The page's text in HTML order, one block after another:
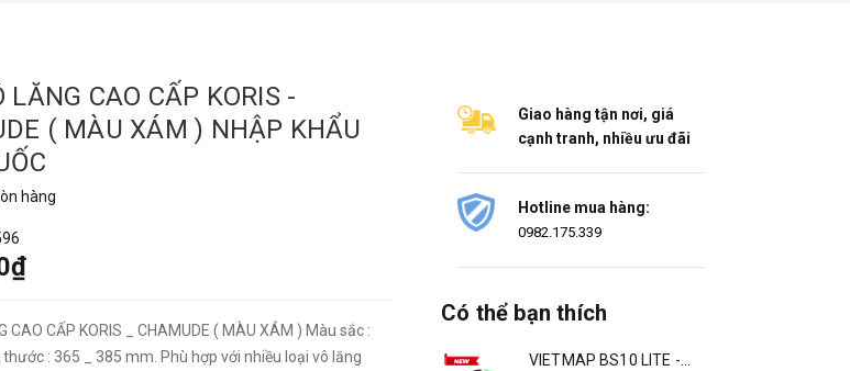
LĂNG CAO CẤP KORIS -
( MÀU XÁM ) NHẬP KHẨU
hàng
CAO CẤP KORIS _ CHAMUDE ( MÀU XÁM ) Màu sắc :
thước : 365 _ 385 mm. Phù hợp với nhiều loại vô lăng
Giao hàng tận nơi, giá
cạnh tranh, nhiều ưu đãi
Hotline mua hàng:
0982.175.339
Có thể bạn thích
VIETMAP BS10 LITE -